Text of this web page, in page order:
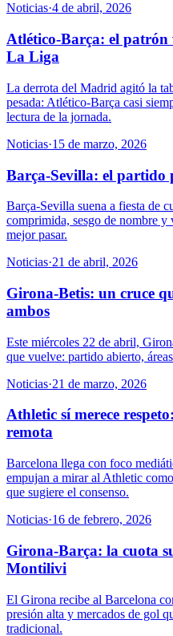
Noticias·4 de abril, 2026
Atlético-Barça: el
La Liga
La derrota del Madrid agitó la
pesada: Atlético-Barça casi
lectura de la jornada.
Noticias·15 de marzo, 2026
Barça-Sevilla: el partido
Barça-Sevilla suena a fiesta de
comprimida, sesgo de nombre y
mejor pasar.
Noticias·21 de abril, 2026
Girona-Betis: un cruce
ambos
Este miércoles 22 de abril,
que vuelve: partido abierto,
Noticias·21 de marzo, 2026
Athletic sí merece
remota
Barcelona llega con foco
empujan a mirar al Athletic
que sugiere el consenso.
Noticias·16 de febrero, 2026
Girona-Barça: la cuota
Montilivi
El Girona recibe al Barcelona
presión alta y mercados de gol
tradicional.